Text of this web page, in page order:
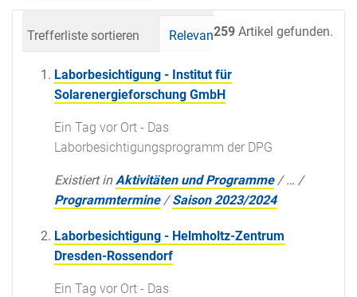
259 Artikel gefunden.
Trefferliste sortieren Relevanz Datum
Laborbesichtigung - Institut für
Solarenergieforschung GmbH
Ein Tag vor Ort - Das
Laborbesichtigungsprogramm der DPG
Existiert in Aktivitäten und Programme /… /
Programmtermine /Saison 2023/2024
Laborbesichtigung - Helmholtz-Zentrum
Dresden-Rossendorf
Ein Tag vor Ort - Das